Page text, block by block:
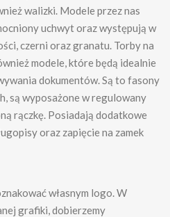
walizki. Modele przez nas
uchwyt oraz występują w
czerni oraz granatu. Torby na
modele, które będą idealnie
dokumentów. Są to fasony
są wyposażone w regulowany
rączkę. Posiadają dodatkowe
oraz zapięcie na zamek
własnym logo. W
grafiki, dobierzemy